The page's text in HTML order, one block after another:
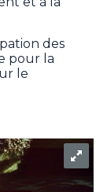
des
pour la
le